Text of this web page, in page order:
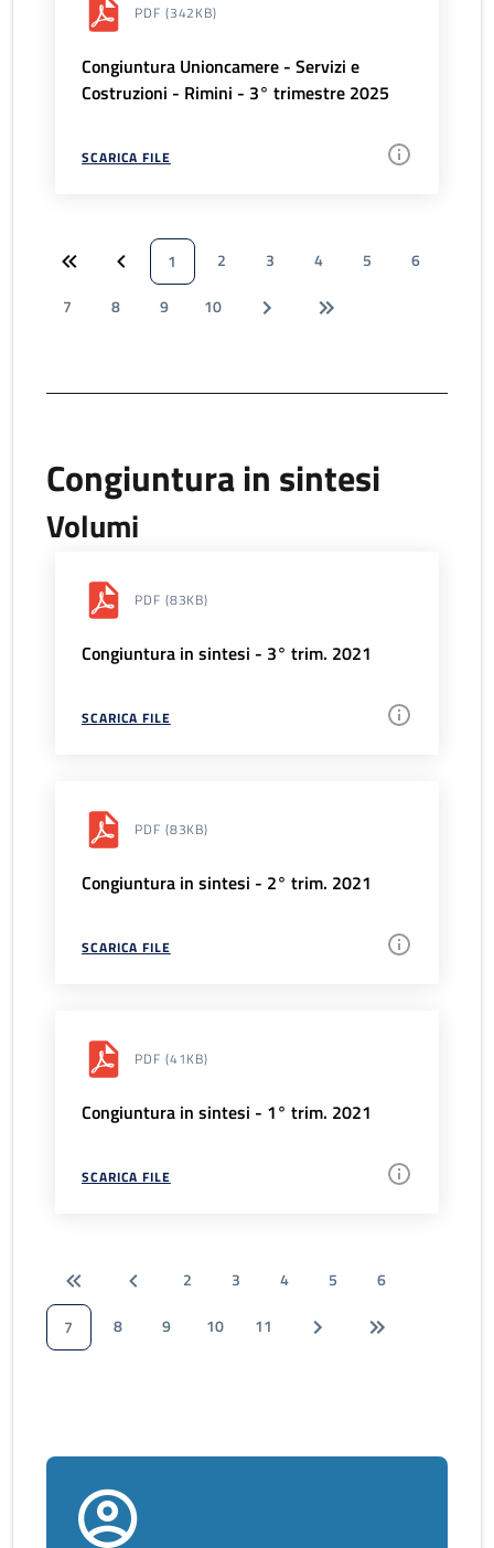
PDF (342KB)
Congiuntura Unioncamere - Servizi e
Costruzioni - Rimini - 3° trimestre 2025
SCARICA FILE
1 2 3 4 5
6
7
8 9 10
Congiuntura in sintesi
Volumi
PDF (83KB)
Congiuntura in sintesi - 3° trim. 2021
SCARICA FILE
PDF (83KB)
Congiuntura in sintesi - 2° trim. 2021
SCARICA FILE
PDF (41KB)
Congiuntura in sintesi - 1° trim. 2021
SCARICA FILE
2 3 4 5
6
7
8 9 10 11